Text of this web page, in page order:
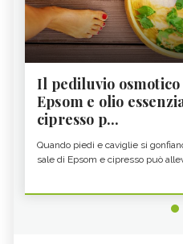
Il pediluvio osmotico
Epsom e olio
cipresso p...
Quando piedi e caviglie si
sale di Epsom e cipresso può